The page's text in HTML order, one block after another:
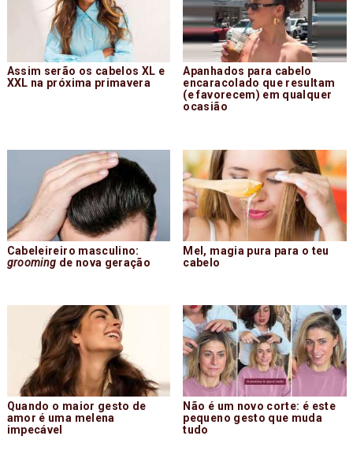
Assim serão os cabelos XL e
XXL na próxima primavera
Apanhados para cabelo
encaracolado que resultam
(e favorecem) em qualquer
ocasião
Cabeleireiro masculino:
grooming de nova geração
Mel, magia pura para o teu
cabelo
Quando o maior gesto de
amor é uma melena
impecável
Não é um novo corte: é este
pequeno gesto que muda
tudo